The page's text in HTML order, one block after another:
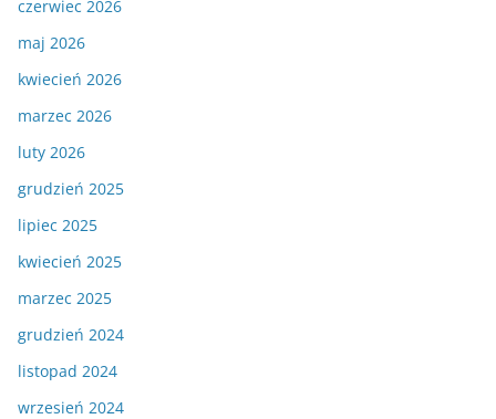
czerwiec 2026
maj 2026
kwiecień 2026
marzec 2026
luty 2026
grudzień 2025
lipiec 2025
kwiecień 2025
marzec 2025
grudzień 2024
listopad 2024
wrzesień 2024